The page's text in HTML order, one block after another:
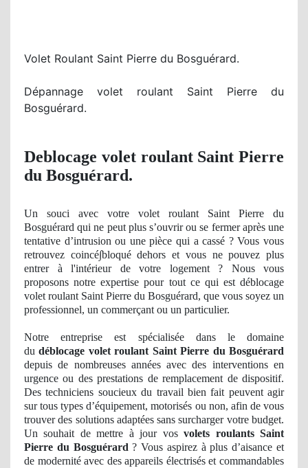
Volet Roulant Saint Pierre du Bosguérard.
Dépannage volet roulant Saint Pierre du
Bosguérard.
Deblocage volet roulant Saint Pierre
du Bosguérard.
Un souci avec votre volet roulant Saint Pierre du
Bosguérard qui ne peut plus s’ouvrirou se fermeraprès une
tentative d’intrusion ou une pièce qui a cassé ? Vous vous
retrouvez coincé∫bloquédehors et vous ne pouvez plus
entrer à l'intérieur de votre logement ? Nous vous
proposons notreexpertise pour tout ce qui est déblocage
volet roulant Saint Pierre du Bosguérard, que vous soyez un
professionnel, un commerçant ou un particulier.
Notre entreprise est spécialisée dans le domaine
dudéblocage volet roulant Saint Pierre du Bosguérard
depuis de nombreuses années avec des interventions en
urgence ou des prestations deremplacement de dispositif.
Des techniciens soucieux du travail bien fait peuvent agir
sur tous types d’équipement, motorisés ou non, afin de vous
trouver des solutions adaptées sans surcharger votre budget.
Un souhait de mettre à jour vosvolets roulants Saint
Pierre du Bosguérard ? Vous aspirez à plus d’aisance et
de modernité avec des appareils électrisés et commandables